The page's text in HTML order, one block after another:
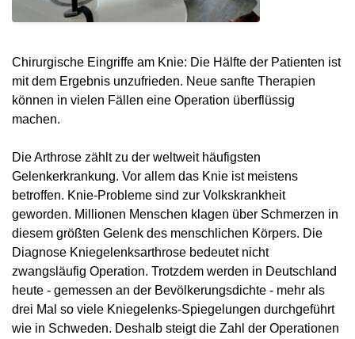
Chirurgische Eingriffe am Knie: Die Hälfte der Patienten ist
mit dem Ergebnis unzufrieden. Neue sanfte Therapien
können in vielen Fällen eine Operation überflüssig
machen.
Die Arthrose zählt zu der weltweit häufigsten
Gelenkerkrankung. Vor allem das Knie ist meistens
betroffen. Knie-Probleme sind zur Volkskrankheit
geworden. Millionen Menschen klagen über Schmerzen in
diesem größten Gelenk des menschlichen Körpers. Die
Diagnose Kniegelenksarthrose bedeutet nicht
zwangsläufig Operation. Trotzdem werden in Deutschland
heute - gemessen an der Bevölkerungsdichte - mehr als
drei Mal so viele Kniegelenks-Spiegelungen durchgeführt
wie in Schweden. Deshalb steigt die Zahl der Operationen